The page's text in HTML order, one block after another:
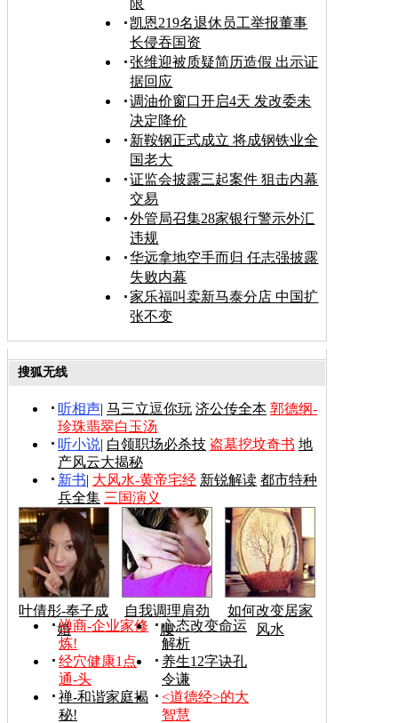
限
凯恩219名退休员工举报董事
长侵吞国资
张维迎被质疑简历造假 出示证
据回应
调油价窗口开启4天 发改委未
决定降价
新鞍钢正式成立 将成钢铁业全
国老大
证监会披露三起案件 狙击内幕
交易
外管局召集28家银行警示外汇
违规
华远拿地空手而归 任志强披露
失败内幕
家乐福叫卖新马泰分店 中国扩
张不变
搜狐无线
听相声| 马三立逗你玩 济公传全本 郭德纲-
珍珠翡翠白玉汤
听小说| 白领职场必杀技 盗墓挖坟奇书 地
产风云大揭秘
新书| 大风水-黄帝宅经 新锐解读 都市特种
兵全集 三国演义
叶倩彤-奉子成
婚
自我调理肩劲
腰
如何改变居家
风水
禅商-企业家修
炼!
心态改变命运
解析
经穴健康1点
通-头
养生12字诀孔
令谦
禅-和谐家庭揭
秘!
<道德经>的大
智慧